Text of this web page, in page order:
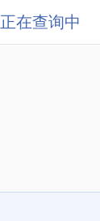
正在查询中